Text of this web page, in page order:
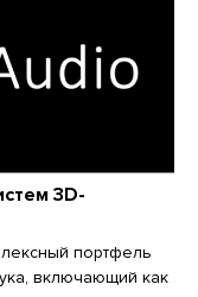
3D-
портфель
включающий как